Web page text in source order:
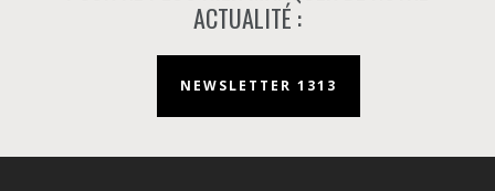
ACTUALITÉ :
NEWSLETTER 1313